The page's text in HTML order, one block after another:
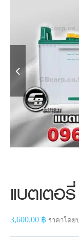

แบตเตอ
3,600.00 ฿ ราคาโดย